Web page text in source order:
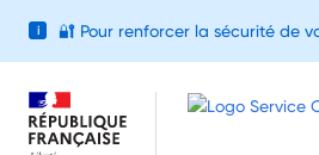
i 🔐 Pour renforcer la sécurité de